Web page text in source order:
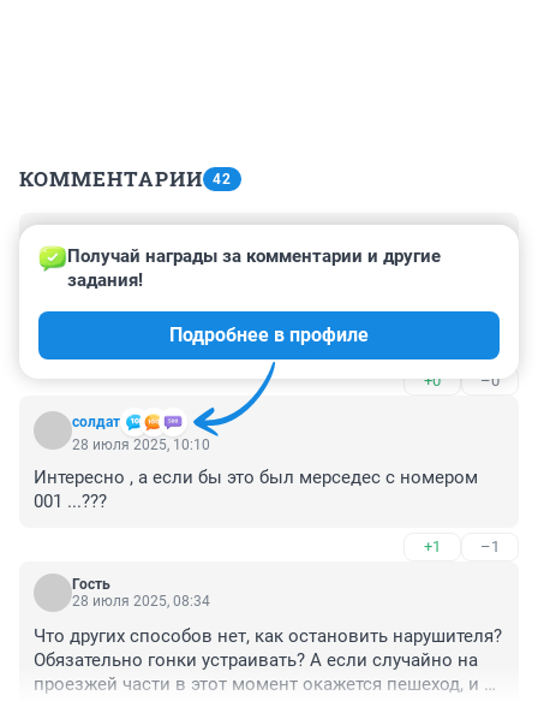
КОММЕНТАРИИ 42
28 июля 2025, 12:19
наши доблестные : )))
ооооочень опасного преступника ловят : )))
столько ресурсов на это спускают в унитаз ( рука
лицо )
+0 –0
солдат
Получай награды за комментарии и другие
задания!
Подробнее в профиле
28 июля 2025, 10:10
Интересно , а если бы это был мерседес с номером
001 ...???
+1 –1
Гость
28 июля 2025, 08:34
Что других способов нет, как остановить нарушителя?
Обязательно гонки устраивать? А если случайно на
проезжей части в этот момент окажется пешеход, и